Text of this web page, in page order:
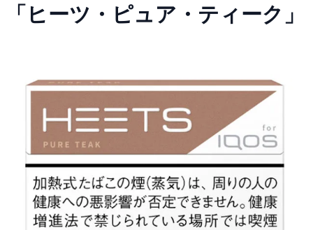
「ヒーツ・ピュア・ティーク」